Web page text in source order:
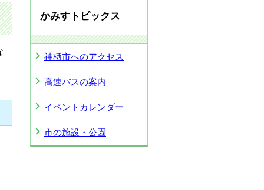
かみすトピックス
神栖市へのアクセス
高速バスの案内
イベントカレンダー
市の施設・公園